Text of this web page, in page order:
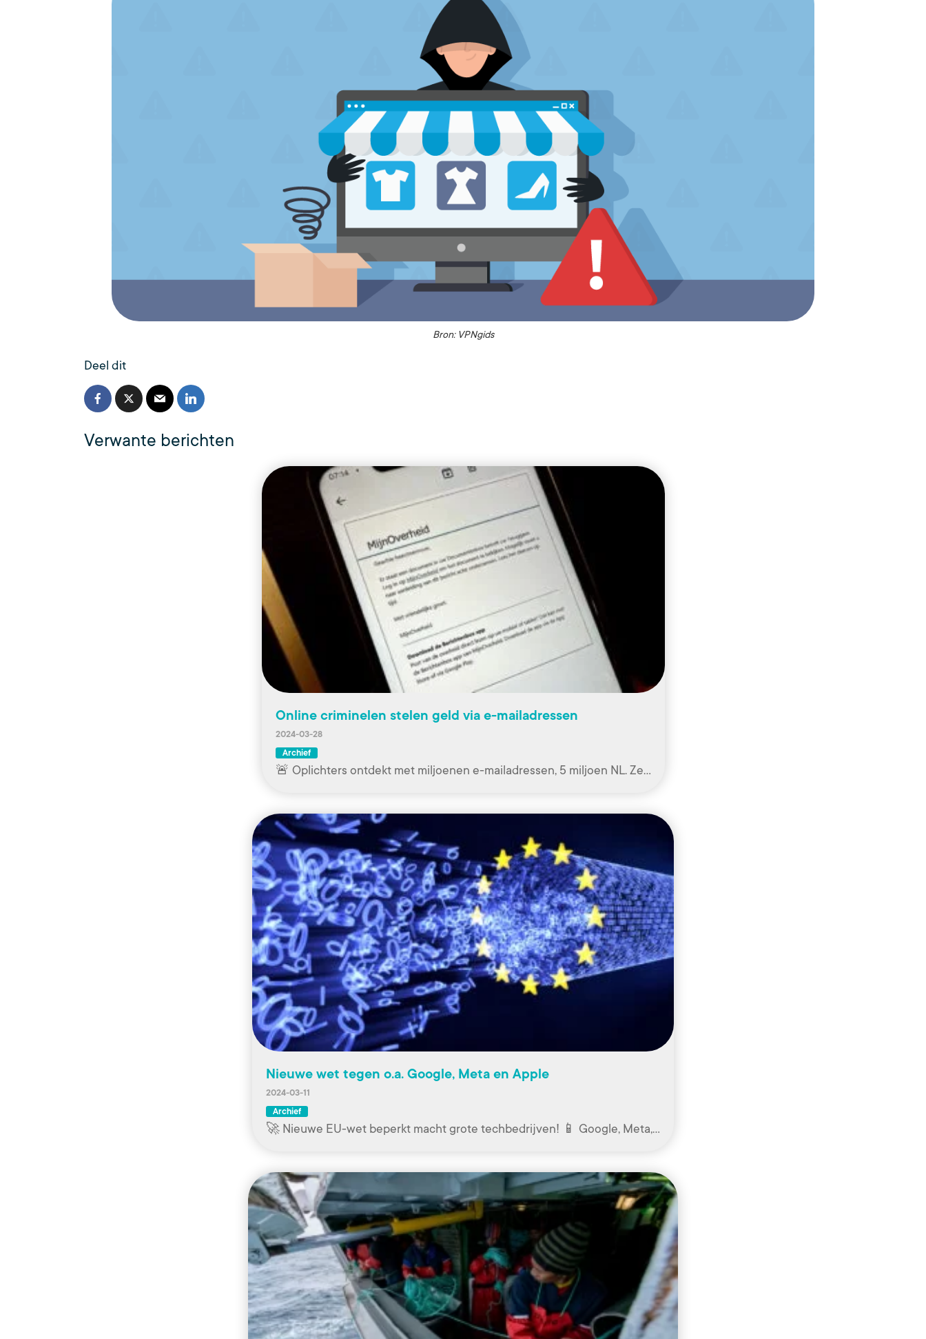
Bron: VPNgids
Deel dit
Verwante berichten
Online criminelen stelen geld via e-mailadressen
2024-03-28
Archief
🚨 Oplichters ontdekt met miljoenen e-mailadressen, 5 miljoen NL. Ze…
Nieuwe wet tegen o.a. Google, Meta en Apple
2024-03-11
Archief
🚀 Nieuwe EU-wet beperkt macht grote techbedrijven! 📱 Google, Meta,…